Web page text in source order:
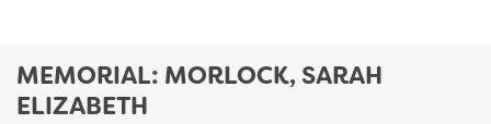
MEMORIAL: MORLOCK, SARAH
ELIZABETH